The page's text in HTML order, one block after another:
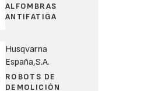
ALFOMBRAS
ANTIFATIGA
Husqvarna
España,S.A.
ROBOTS DE
DEMOLICIÓN